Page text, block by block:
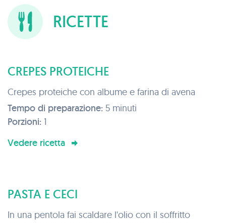
RICETTE
CREPES PROTEICHE
Crepes proteiche con albume e farina di avena
Tempo di preparazione: 5 minuti
Porzioni: 1
Vedere ricetta
PASTA E CECI
In una pentola fai scaldare l'olio con il soffritto